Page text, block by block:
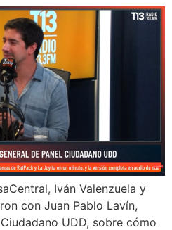
Iván Valenzuela y
con Juan Pablo Lavín,
UDD, sobre cómo